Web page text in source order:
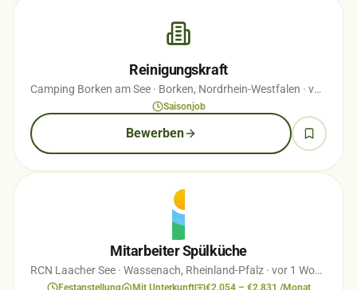
Reinigungskraft
Camping Borken am See · Borken, Nordrhein-Westfalen · vor 1 Wochen
Saisonjob
Bewerben
Mitarbeiter Spülküche
RCN Laacher See · Wassenach, Rheinland-Pfalz · vor 1 Wochen
Festanstellung Mit Unterkunft €2.054 – €2.831 /Monat